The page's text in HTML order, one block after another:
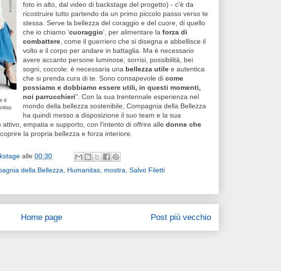
è
foto in alto, dal video di backstage del progetto) - c'è da
ricostruire tutto partendo da un primo piccolo passo verso te
stessa. Serve la bellezza del coraggio e del cuore, di quello
che io chiamo 'cuoraggio', per alimentare la forza di
combattere , come il guerriero che si disegna e abbellisce il
volto e il corpo per andare in battaglia. Ma è necessario
avere accanto persone luminose, sorrisi, possibilità, bei
sogni, coccole: è necessaria una bellezza utile e autentica
che si prenda cura di te. Sono consapevole di come
possiamo e dobbiamo essere utili, in questi momenti,
noi parrucchieri". Con la sua trentennale esperienza nel
mondo della bellezza sostenibile, Compagnia della Bellezza
ha quindi messo a disposizione il suo team e la sua
empatia e supporto, con l'intento di offrire alle donne che
la propria bellezza e forza interiore.
alle 00:30
della Bellezza Humanitas mostra Salvo Filetti
Post più vecchio
Home page